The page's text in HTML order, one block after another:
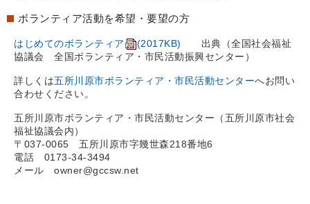
ボランティア活動を希望・要望の方
はじめてのボランティア (2017KB) 出典（全国社会福祉
協議会 全国ボランティア・市民活動振興センター）
詳しくは五所川原市ボランティア・市民活動センターへお問い
合わせください。
五所川原市ボランティア・市民活動センター（五所川原市社会
福祉協議会内）
〒037-0065 五所川原市字幾世森218番地6
電話 0173-34-3494
メール owner@gccsw.net